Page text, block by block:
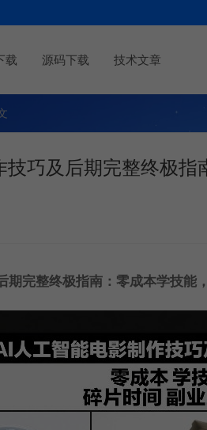
载 源码下载 技术文章
技巧及后期完整终极
期完整终极指南：零成本学技能